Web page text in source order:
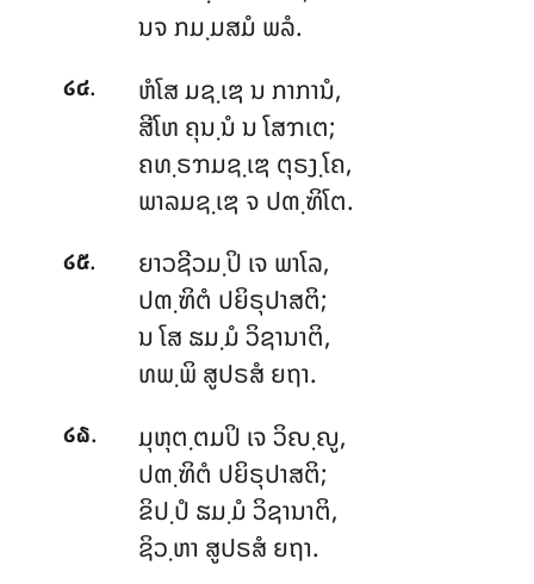
ນຈ ກມ຺ມສມໍ ພລໍ.
໒໔.
ຫໍໂສ ມຊ຺ເຌ ນ ກາການໍ,
ສີໂຫ ຄຸນ຺ນໍ ນ ໂສຠເຕ;
ຄທ຺ຣຠມຊ຺ເຌ ຕຸຣງ຺ໂຄ,
ພາລມຊ຺ເຌ ຈ ປຓ຺ຑິໂຕ.
໒໕.
ຍາວຊີວມ຺ປິ ເຈ ພາໂລ,
ປຓ຺ຑິຕໍ ປຍິຣຸປາສຕິ;
ນ ໂສ ຘມ຺ມໍ ວິຊານາຕິ,
ທພ຺ພິ ສູປຣສໍ ຍຖາ.
໒໖.
ມຸຫຸຕ຺ຕມປິ ເຈ ວິຎ຺ຎູ,
ປຓ຺ຑິຕໍ ປຍິຣຸປາສຕິ;
ຂິປ຺ປໍ ຘມ຺ມໍ ວິຊານາຕິ,
ຊິວ຺ຫາ ສູປຣສໍ ຍຖາ.